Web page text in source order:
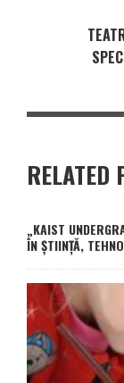
RELATED
„KAIST
ÎN ȘTIINȚĂ,